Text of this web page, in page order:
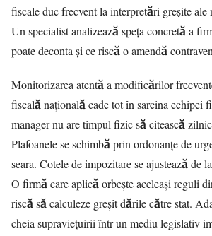
fiscale duc frecvent la interpretări greșite ale
Un specialist analizează speța concretă a
poate deconta și ce riscă o amendă
Monitorizarea atentă a modificărilor
fiscală națională cade tot în sarcina echipei
manager nu are timpul fizic să citească
Plafoanele se schimbă prin ordonanțe de
seara. Cotele de impozitare se ajustează de
O firmă care aplică orbește aceleași reguli
riscă să calculeze greșit dările către stat.
cheia supraviețuirii într-un mediu legislativ